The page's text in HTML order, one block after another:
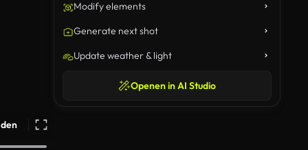
Modify elements
Generate next shot
Update weather & light
Openen in AI Studio